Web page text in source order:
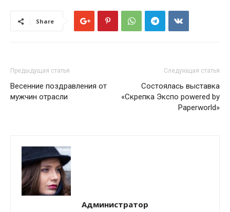
Share
Предыдущая статья
Весенние поздравления от
мужчин отрасли
Следующая статья
Состоялась выставка
«Скрепка Экспо powered by
Paperworld»
Администратор